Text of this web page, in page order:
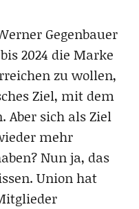
Gegenbauer
2024 die Marke
zu wollen,
Ziel, mit dem
Aber sich als Ziel
mehr
Nun ja, das
Union hat